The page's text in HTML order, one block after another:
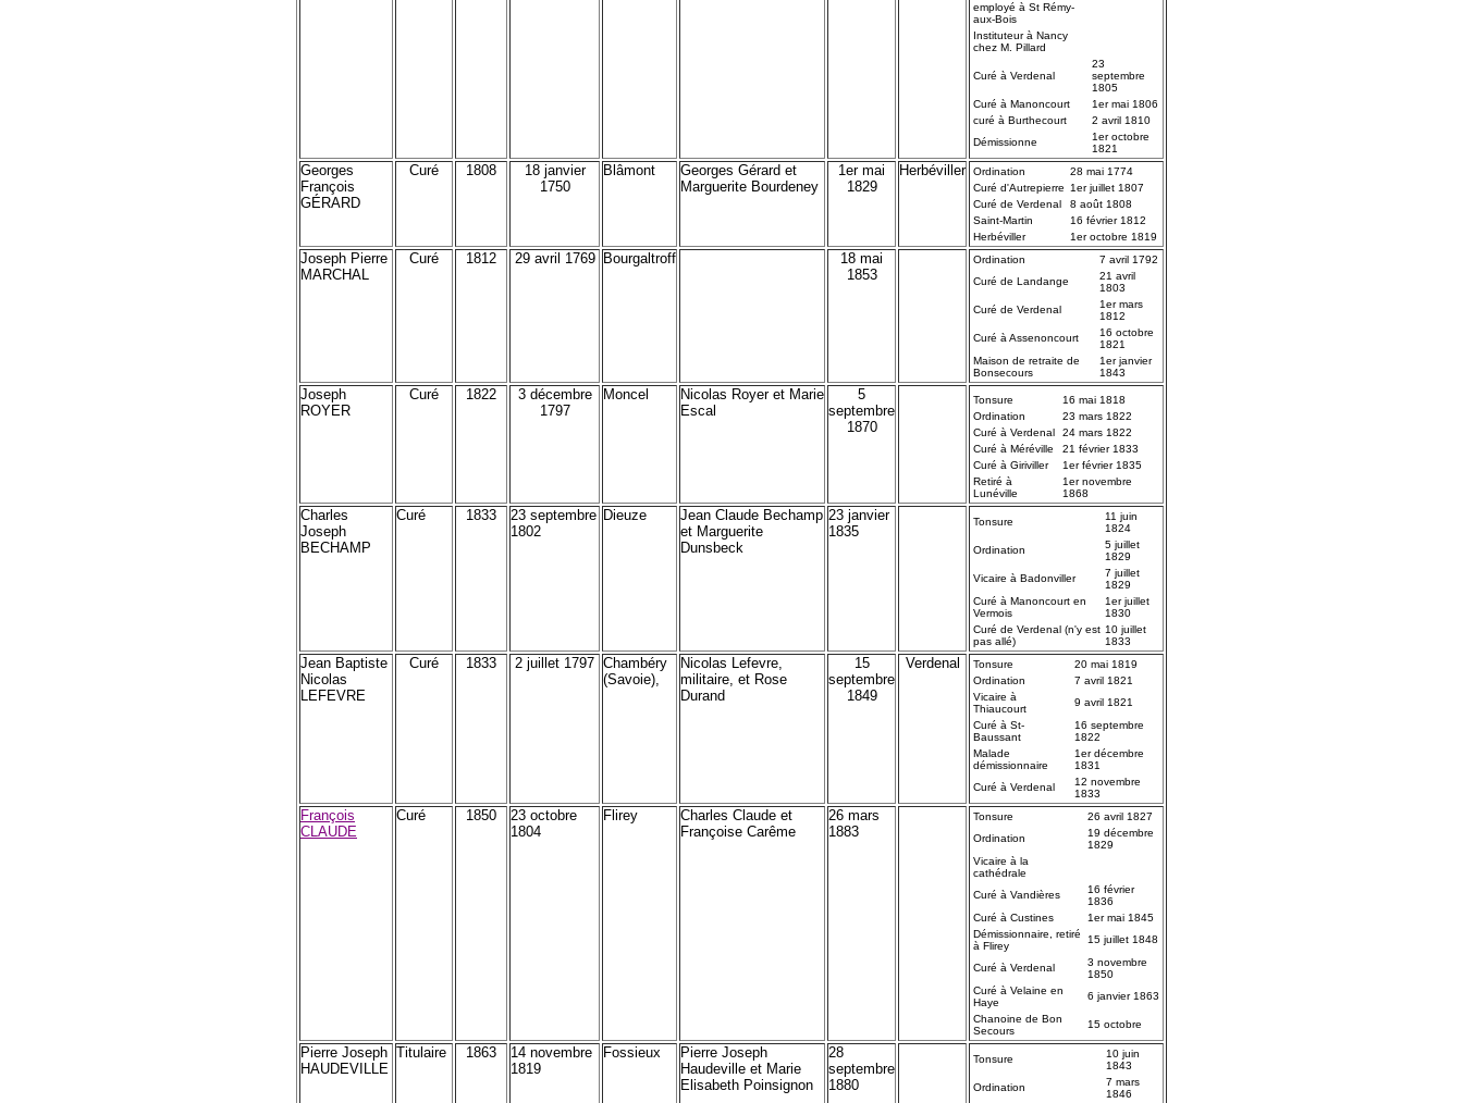
employé à St Rémy-
aux-Bois
Instituteur à Nancy
chez M. Pillard
Curé à Verdenal
23
septembre
1805
Curé à Manoncourt
1er mai 1806
curé à Burthecourt
2 avril 1810
Démissionne
1er octobre
1821
Georges
François
GÉRARD
Curé 1808
18 janvier
1750
Blâmont
Georges Gérard et
Marguerite Bourdeney
1er mai
1829
Herbéviller Ordination
28 mai 1774
Curé d'Autrepierre
1er juillet 1807
Curé de Verdenal
8 août 1808
Saint-Martin
16 février 1812
Herbéviller
1er octobre 1819
Joseph Pierre
MARCHAL
Curé 1812 29 avril 1769 Bourgaltroff
18 mai
1853
Ordination
7 avril 1792
Curé de Landange
21 avril
1803
Curé de Verdenal
1er mars
1812
Curé à Assenoncourt
16 octobre
1821
Maison de retraite de
Bonsecours
1er janvier
1843
Joseph
ROYER
Curé 1822
3 décembre
1797
Moncel
Nicolas Royer et Marie
Escal
5
septembre
1870
Tonsure
16 mai 1818
Ordination
23 mars 1822
Curé à Verdenal
24 mars 1822
Curé à Méréville
21 février 1833
Curé à Giriviller
1er février 1835
Retiré à
Lunéville
1er novembre
1868
Charles
Joseph
BECHAMP
Curé 1833
23 septembre
1802
Dieuze
Jean Claude Bechamp
et Marguerite
Dunsbeck
23 janvier
1835
Tonsure
11 juin
1824
Ordination
5 juillet
1829
Vicaire à Badonviller
7 juillet
1829
Curé à Manoncourt en
Vermois
1er juillet
1830
Curé de Verdenal (n'y est
pas allé)
10 juillet
1833
Jean Baptiste
Nicolas
LEFEVRE
Curé 1833 2 juillet 1797 Chambéry
(Savoie),
Nicolas Lefevre,
militaire, et Rose
Durand
15
septembre
1849
Verdenal Tonsure
20 mai 1819
Ordination
7 avril 1821
Vicaire à
Thiaucourt
9 avril 1821
Curé à St-
Baussant
16 septembre
1822
Malade
démissionnaire
1er décembre
1831
Curé à Verdenal
12 novembre
1833
François
CLAUDE
Curé 1850
23 octobre
1804
Flirey
Charles Claude et
Françoise Carême
26 mars
1883
Tonsure
26 avril 1827
Ordination
19 décembre
1829
Vicaire à la
cathédrale
Curé à Vandières
16 février
1836
Curé à Custines
1er mai 1845
Démissionnaire, retiré
à Flirey
15 juillet 1848
Curé à Verdenal
3 novembre
1850
Curé à Velaine en
Haye
6 janvier 1863
Chanoine de Bon
Secours
15 octobre
Pierre Joseph
HAUDEVILLE
Titulaire 1863
14 novembre
1819
Fossieux
Pierre Joseph
Haudeville et Marie
Elisabeth Poinsignon
28
septembre
1880
Tonsure
10 juin
1843
Ordination
7 mars
1846